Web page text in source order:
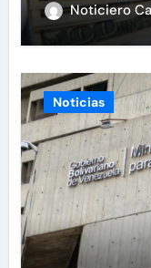
Noticiero
Noticias